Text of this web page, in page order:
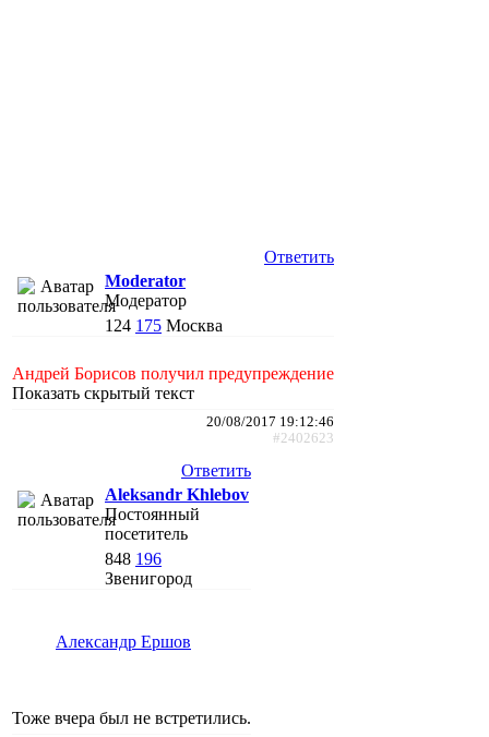
Ответить
Moderator
Модератор
124 175 Москва
Андрей Борисов получил предупреждение
Показать скрытый текст
20/08/2017 19:12:46
#2402623
Ответить
Aleksandr Khlebov
Постоянный
посетитель
848 196
Звенигород
Александр Ершов
Тоже вчера был не встретились.